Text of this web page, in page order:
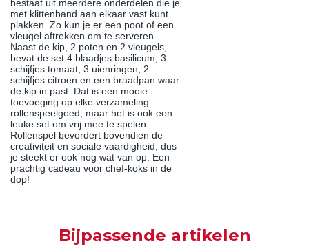
bestaat uit meerdere onderdelen die je
met klittenband aan elkaar vast kunt
plakken. Zo kun je er een poot of een
vleugel aftrekken om te serveren.
Naast de kip, 2 poten en 2 vleugels,
bevat de set 4 blaadjes basilicum, 3
schijfjes tomaat, 3 uienringen, 2
schijfjes citroen en een braadpan waar
de kip in past. Dat is een mooie
toevoeging op elke verzameling
rollenspeelgoed, maar het is ook een
leuke set om vrij mee te spelen.
Rollenspel bevordert bovendien de
creativiteit en sociale vaardigheid, dus
je steekt er ook nog wat van op. Een
prachtig cadeau voor chef-koks in de
dop!
Bijpassende artikelen